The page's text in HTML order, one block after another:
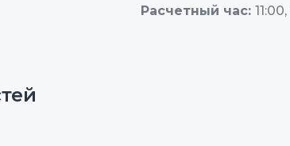
Расчетный час: